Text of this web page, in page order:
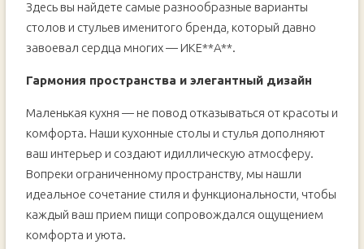
Здесь вы найдете самые разнообразные варианты
столов и стульев именитого бренда, который давно
завоевал сердца многих — ИКЕ**A**.
Гармония пространства и элегантный дизайн
Маленькая кухня — не повод отказываться от красоты и
комфорта. Наши кухонные столы и стулья дополняют
ваш интерьер и создают идиллическую атмосферу.
Вопреки ограниченному пространству, мы нашли
идеальное сочетание стиля и функциональности, чтобы
каждый ваш прием пищи сопровождался ощущением
комфорта и уюта.